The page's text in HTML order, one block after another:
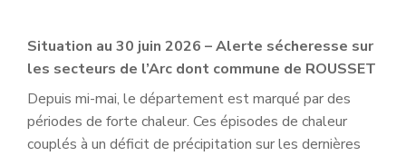
Situation au 30 juin 2026 – Alerte sécheresse sur
les secteurs de l’Arc dont commune de ROUSSET
Depuis mi-mai, le département est marqué par des
périodes de forte chaleur. Ces épisodes de chaleur
couplés à un déficit de précipitation sur les dernières